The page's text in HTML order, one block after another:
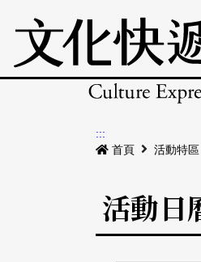
:::
首頁
活動特區
活動日